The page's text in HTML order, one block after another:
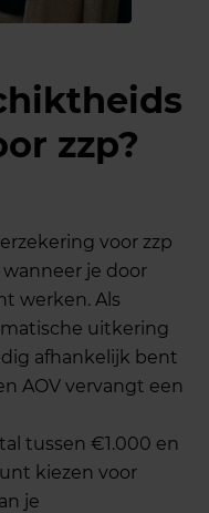
zzp?
voor zzp
je door
werken. Als
uitkering
afhankelijk bent
AOV vervangt een
tussen €1.000 en
kiezen voor
je